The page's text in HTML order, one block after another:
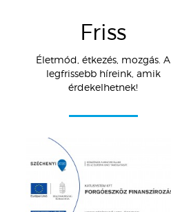
Friss
Életmód, étkezés, mozgás. A
legfrissebb híreink, amik
érdekelhetnek!